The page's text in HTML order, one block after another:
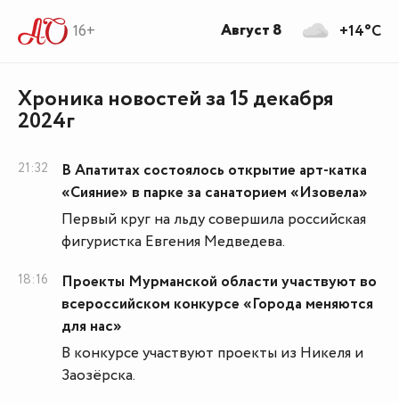
16+
Хроника новостей за 15 декабря
2024г
21:32
В Апатитах состоялось открытие арт-катка
«Сияние» в парке за санаторием «Изовела»
Первый круг на льду совершила российская
фигуристка Евгения Медведева.
18:16
Проекты Мурманской области участвуют во
всероссийском конкурсе «Города меняются
для нас»
В конкурсе участвуют проекты из Никеля и
Заозёрска.
+14°C
Август 8